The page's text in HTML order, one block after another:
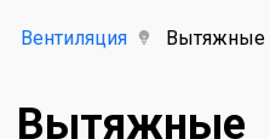
Вентиляция Вытяжные
Вытяжные